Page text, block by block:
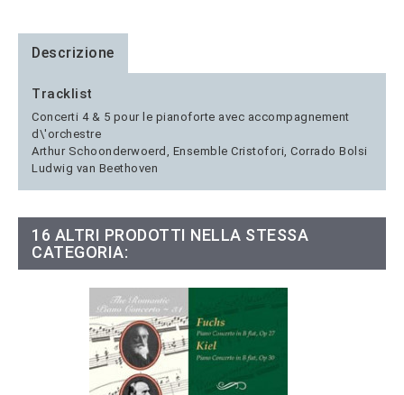
Descrizione
Tracklist
Concerti 4 & 5 pour le pianoforte avec accompagnement
d\'orchestre
Arthur Schoonderwoerd, Ensemble Cristofori, Corrado Bolsi
Ludwig van Beethoven
16 ALTRI PRODOTTI NELLA STESSA
CATEGORIA: